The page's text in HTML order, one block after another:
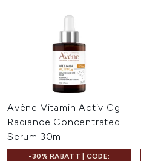
Avène Vitamin Activ Cg
Radiance Concentrated
Serum 30ml
-30% RABATT | CODE: